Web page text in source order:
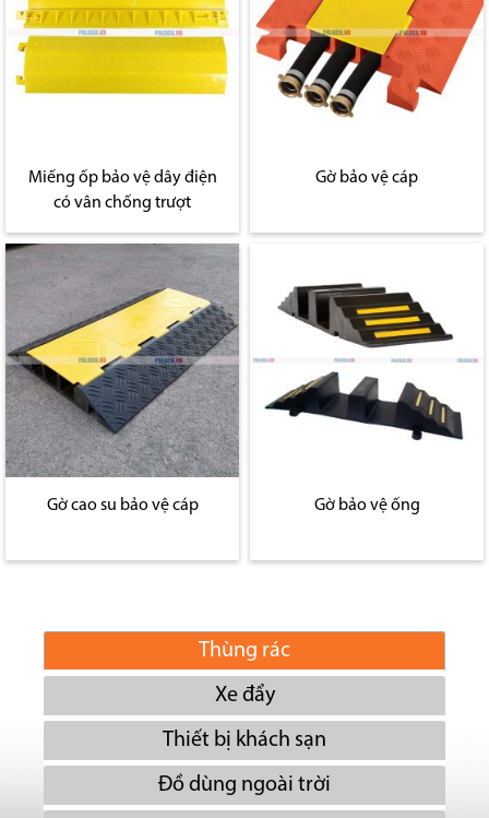
Miếng ốp bảo vệ dây điện
có vân chống trượt
Gờ bảo vệ cáp
Gờ cao su bảo vệ cáp Gờ bảo vệ ống
Thùng rác
Xe đẩy
Thiết bị khách sạn
Đồ dùng ngoài trời